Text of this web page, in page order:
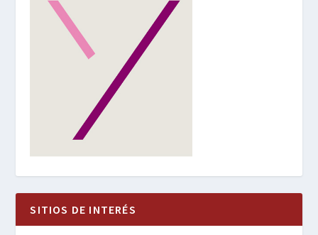
SITIOS DE INTERÉS